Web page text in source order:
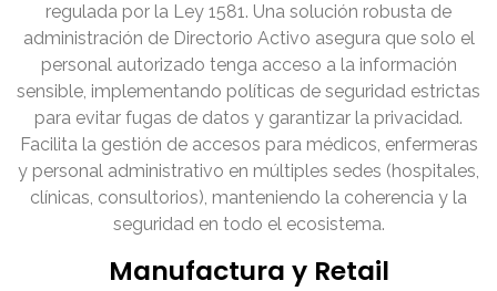
regulada por la Ley 1581. Una solución robusta de
administración de Directorio Activo asegura que solo el
personal autorizado tenga acceso a la información
sensible, implementando políticas de seguridad estrictas
para evitar fugas de datos y garantizar la privacidad.
Facilita la gestión de accesos para médicos, enfermeras
y personal administrativo en múltiples sedes (hospitales,
clínicas, consultorios), manteniendo la coherencia y la
seguridad en todo el ecosistema.
Manufactura y Retail